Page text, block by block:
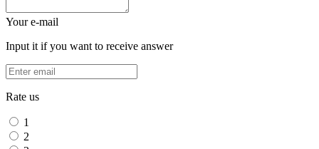
Your e-mail
Input it if you want to receive answer
Rate us
1
2